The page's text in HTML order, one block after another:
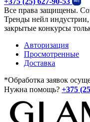
Все права защищены.
Тренды нейл
закрытые конкурсы
Авторизация
Просмотренные
Доставка
*Обработка заявок
Нужна помощь? +375